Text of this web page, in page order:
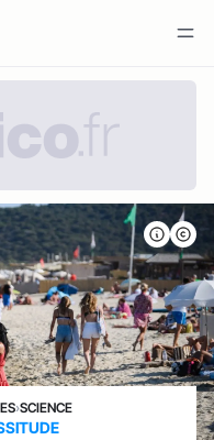
›SCIENCE